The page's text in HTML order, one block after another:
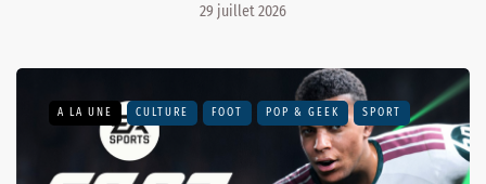
29 juillet 2026
A LA UNE CULTURE FOOT POP & GEEK SPORT